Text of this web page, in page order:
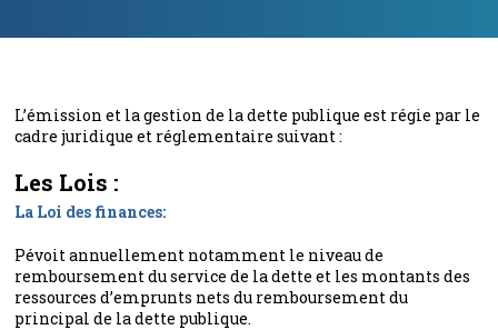
L’émission et la gestion de la dette publique est régie par le
cadre juridique et réglementaire suivant :
Les Lois :
La Loi des finances:
Pévoit annuellement notamment le niveau de
remboursement du service de la dette et les montants des
ressources d’emprunts nets du remboursement du
principal de la dette publique.